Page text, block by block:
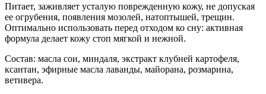
Питает, заживляет усталую поврежденную кожу, не допуская
ее огрубения, появления мозолей, натоптышей, трещин.
Оптимально использовать перед отходом ко сну: активная
формула делает кожу стоп мягкой и нежной.
Состав: масла сои, миндаля, экстракт клубней картофеля,
ксантан, эфирные масла лаванды, майорана, розмарина,
ветивера.